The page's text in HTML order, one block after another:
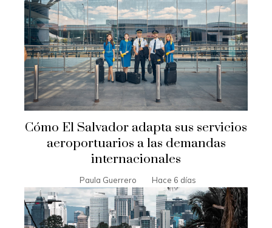
Cómo El Salvador adapta sus servicios
aeroportuarios a las demandas
internacionales
Paula Guerrero Hace 6 días